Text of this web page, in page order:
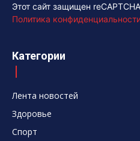
Этот сайт защищен
Политика
Категории
Лента новостей
Здоровье
Спорт